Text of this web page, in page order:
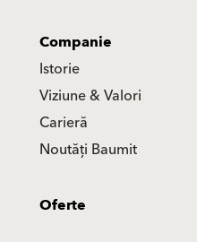
Companie
Istorie
Viziune & Valori
Carieră
Noutăți Baumit
Oferte